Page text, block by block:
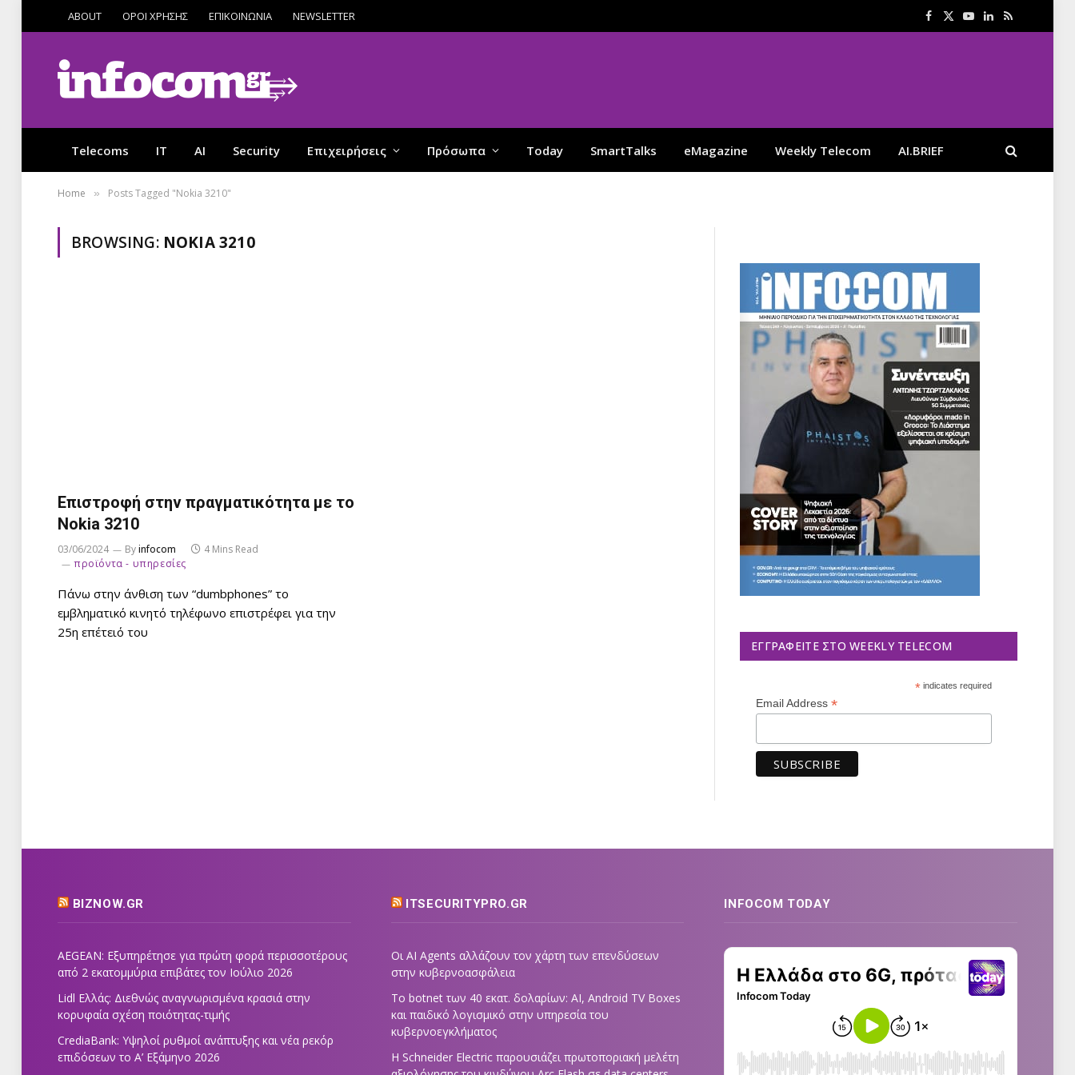
ABOUT ΟΡΟΙ ΧΡΗΣΗΣ ΕΠΙΚΟΙΝΩΝΙΑ NEWSLETTER Facebook
X
YouTube
LinkedIn
RSS
Telecoms IT AI Security Επιχειρήσεις Πρόσωπα Today SmartTalks eMagazine Weekly Telecom AI.BRIEF
Home » Posts Tagged "Νokia 3210"
BROWSING: ΝOKIA 3210
Επιστροφή στην πραγματικότητα με το
Νokia 3210
03/06/2024 Byinfocom
4 Mins Read
προϊόντα - υπηρεσίες
Πάνω στην άνθιση των “dumbphones” το
εμβληματικό κινητό τηλέφωνο επιστρέφει για την
25η επέτειό του
ΕΓΓΡΑΦΕΊΤΕ ΣΤΟ WEEKLY TELECOM
*indicates required
Email Address *
BIZNOW.GR
AEGEAN: Εξυπηρέτησε για πρώτη φορά περισσοτέρους
από 2 εκατομμύρια επιβάτες τον Ιούλιο 2026
Lidl Ελλάς: Διεθνώς αναγνωρισμένα κρασιά στην
κορυφαία σχέση ποιότητας-τιμής
CrediaBank: Υψηλοί ρυθμοί ανάπτυξης και νέα ρεκόρ
επιδόσεων το Α’ Εξάμηνο 2026
ITSECURITYPRO.GR
Οι AI Agents αλλάζουν τον χάρτη των επενδύσεων
στην κυβερνοασφάλεια
Το botnet των 40 εκατ. δολαρίων: AI, Android TV Boxes
και παιδικό λογισμικό στην υπηρεσία του
κυβερνοεγκλήματος
Η Schneider Electric παρουσιάζει πρωτοποριακή μελέτη
INFOCOM TODAY